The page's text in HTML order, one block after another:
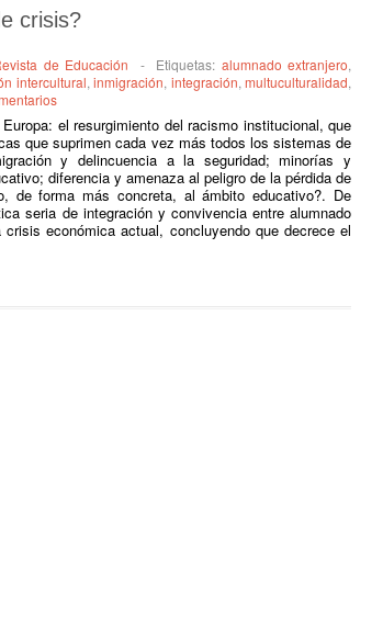
crisis?
de Educación - Etiquetas: alumnado extranjero,
intercultural,inmigración, integración,multuculturalidad,
el resurgimiento del racismo institucional, que
que suprimen cada vez más todos los sistemas de
y delincuencia a la seguridad; minorías y
diferencia y amenaza al peligro de la pérdida de
de forma más concreta, al ámbito educativo?. De
seria de integración y convivencia entre alumnado
económica actual, concluyendo que decrece el